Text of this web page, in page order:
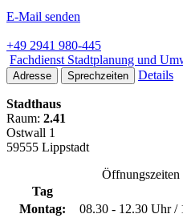
E-Mail senden
+49 2941 980-445
Fachdienst Stadtplanung und
Adresse Sprechzeiten Details
Stadthaus
Raum: 2.41
Ostwall 1
59555 Lippstadt
Öffnungszeiten
Tag
Montag:
08.30 - 12.30 Uhr /